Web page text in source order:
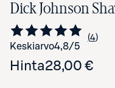
Dick Johnson
Keskiarvo4,8/5 Siirry
4
Hinta28,00 €